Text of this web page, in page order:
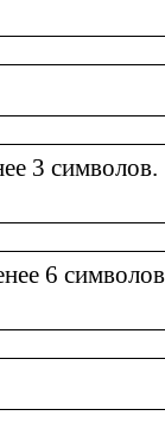
3 символов.
6